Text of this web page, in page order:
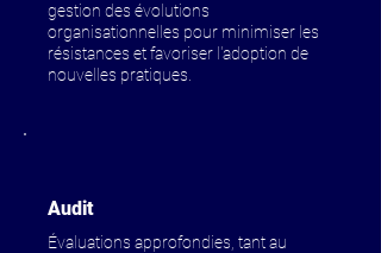
gestion des évolutions
organisationnelles pour minimiser les
résistances et favoriser l'adoption de
nouvelles pratiques.
Audit
Évaluations approfondies, tant au